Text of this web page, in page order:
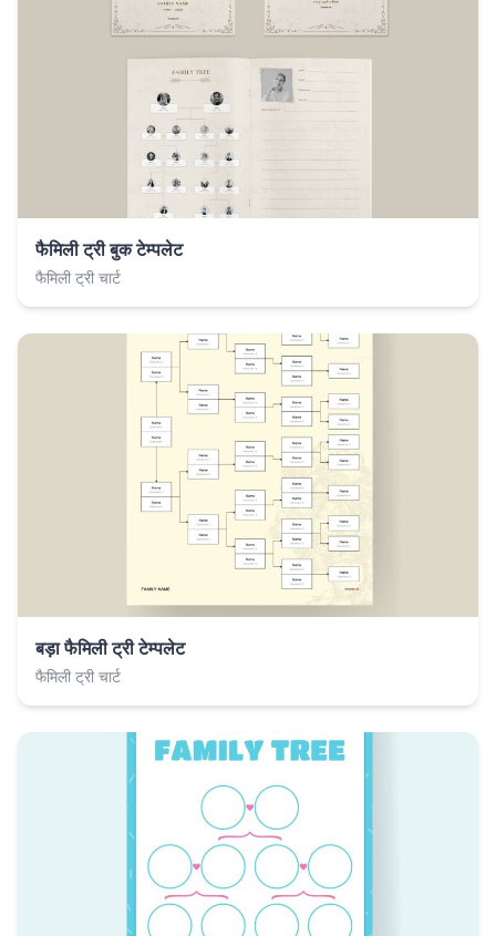
फैमिली ट्री बुक टेम्पलेट
फैमिली ट्री चार्ट
बड़ा फैमिली ट्री टेम्पलेट
फैमिली ट्री चार्ट